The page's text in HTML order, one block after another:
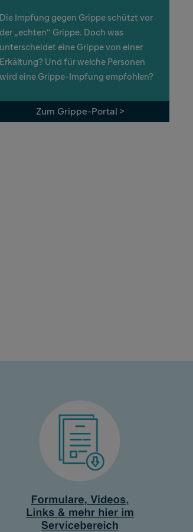
Die Impfung gegen Grippe schützt vor
der „echten“ Grippe. Doch was
unterscheidet eine Grippe von einer
Erkältung? Und für welche Personen
wird eine Grippe-Impfung empfohlen?
Zum Grippe-Portal >